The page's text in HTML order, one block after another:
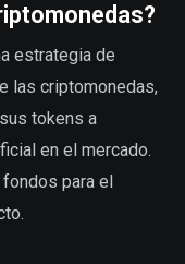
estrategia de
las criptomonedas,
tokens a
en el mercado.
para el